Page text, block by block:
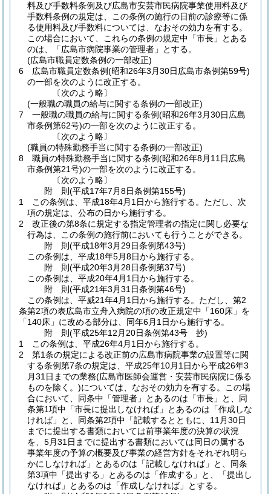
料及び手数料条例及び広島市安芸市民病院事業使用料及び
手数料条例の規定は、この条例の施行の日前の診療等に係
る使用料及び手数料については、なおその効力を有する。
この場合において、これらの条例の規定中「市長」とある
のは、「広島市病院事業の管理者」とする。
(広島市職員定数条例の一部改正)
6
広島市職員定数条例(昭和26年3月30日広島市条例第59号)
の一部を次のように改正する。
〔次のよう略〕
(一般職の職員の給与に関する条例の一部改正)
7
一般職の職員の給与に関する条例(昭和26年3月30日広島
市条例第62号)の一部を次のように改正する。
〔次のよう略〕
(職員の特殊勤務手当に関する条例の一部改正)
8
職員の特殊勤務手当に関する条例(昭和26年8月11日広島
市条例第21号)の一部を次のように改正する。
〔次のよう略〕
附 則(平成17年7月8日条例第155号)
1
この条例は、平成18年4月1日から施行する。 ただし、次
項の規定は、公布の日から施行する。
2
改正後の第8条に規定する指定管理者の指定に関し必要な
行為は、この条例の施行前においても行うことができる。
附 則(平成18年3月29日条例第43号)
この条例は、平成18年5月8日から施行する。
附 則(平成20年3月28日条例第37号)
この条例は、平成20年4月1日から施行する。
附 則(平成21年3月31日条例第46号)
この条例は、平威21年4月1日から施行する。 ただし、第2
条第2項の表広島市立舟入病院の項の改正規定中「160床」を
「140床」に改める部分は、同年6月1日から施行する。
附 則(平成25年12月20日条例第43号 抄)
1
この条例は、平成26年4月1日から施行する。
2
第1条の規定による改正前の広島市病院事業の設置等に関
する条例第7条の規定は、平成25年10月1日から平成26年3
月31日までの業務(広島市医師会運営・安芸市民病院に係る
ものを除く。)については、なおその効力を有する。
この場
合において、同条中「管理者」とあるのは「市長」と、同
条第1項中「市長に提出しなければ」とあるのは「作成しな
ければ」と、同条第2項中「記載するとともに、11月30日
までに提出する書類においては前事業年度の決算の状況
を、5月31日までに提出する書類においては同日の属する
事業年度の予算の概要及び事業の経営方針をそれぞれ明ら
かにしなければ」とあるのは「記載しなければ」と、同条
第3項中「提出する」とあるのは「作成する」と、「提出し
なければ」とあるのは「作成しなければ」とする。